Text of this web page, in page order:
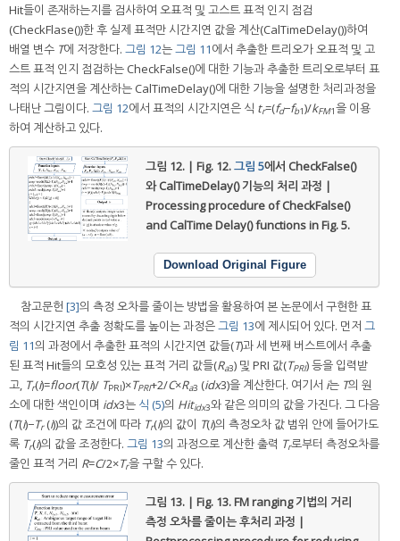
Hit들이 존재하는지를 검사하여 오표적 및 고스트 표적 인지 점검
(CheckFlase())한 후 실제 표적만 시간지연 값을 계산(CalTimeDelay())하여
배열 변수 T에 저장한다. 그림 12는그림 11에서 추출한 트리오가 오표적 및 고
스트 표적 인지 점검하는 CheckFalse()에 대한 기능과 추출한 트리오로부터 표
적의 시간지연을 계산하는 CalTimeDelay()에 대한 기능을 설명한 처리과정을
나태난 그림이다. 그림 12에서 표적의 시간지연은 식 tr=(fd−fb1)/kFM1을 이용
하여 계산하고 있다.
그림 12. | Fig. 12.그림 5에서 CheckFalse()
와 CalTimeDelay() 기능의 처리 과정 |
Processing procedure of CheckFalse()
and CalTime Delay() functions in Fig. 5.
Download Original Figure
참고문헌 [3]의 측정 오차를 줄이는 방법을 활용하여 본 논문에서 구현한 표
적의 시간지연 추출 정확도를 높이는 과정은그림 13에 제시되어 있다. 먼저 그
림 11의 과정에서 추출한 표적의 시간지연 값들(T)과 세 번째 버스트에서 추출
된 표적 Hit들의 모호성 있는 표적 거리 값들(Ra3) 및 PRI 값(TPRI) 등을 입력받
고, Tr(i)=floor(T(i)/ TPRI)×TPRI+2/C×Ra3 (idx3)을 계산한다. 여기서 i는 T의 원
소에 대한 색인이며 idx3는 식 (5)의 Hitidx3와 같은 의미의 값을 가진다. 그 다음
(T(i)−Tr (i))의 값 조건에 따라 Tr(i)의 값이 T(i)의 측정오차 값 범위 안에 들어가도
록 Tr(i)의 값을 조정한다. 그림 13의 과정으로 계산한 출력 Tr로부터 측정오차를
줄인 표적 거리 R=C/2×Tr을 구할 수 있다.
그림 13. | Fig. 13.FM ranging 기법의 거리
측정 오차를 줄이는 후처리 과정 |